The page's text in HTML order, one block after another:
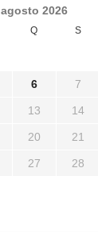
agosto 2026
Q S
6 7
13 14
20 21
27 28